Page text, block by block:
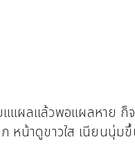
แแผลแล้วพอแผลหาย
หน้าดูขาวใส เนียนนุ่